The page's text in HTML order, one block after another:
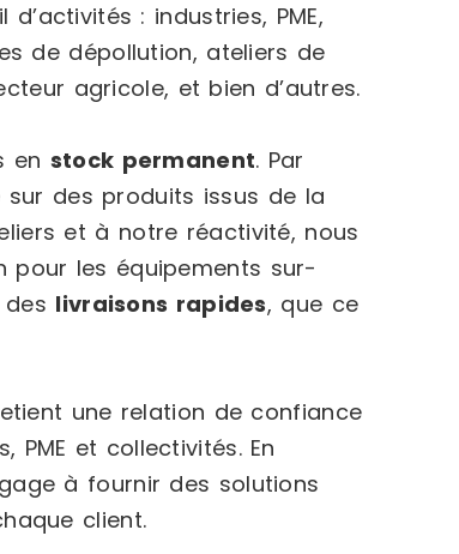
: industries, PME,
de dépollution, ateliers de
agricole, et bien d’autres.
en stock permanent. Par
des produits issus de la
et à notre réactivité, nous
pour les équipements sur-
livraisons rapides, que ce
une relation de confiance
et collectivités. En
à fournir des solutions
client.